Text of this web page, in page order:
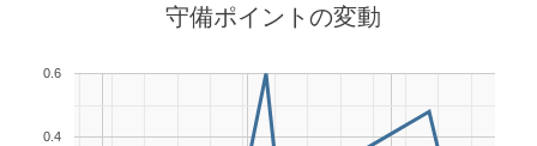
守備ポイントの変動
0.4
0.6